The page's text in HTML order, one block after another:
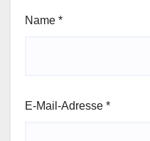
Name *
E-Mail-Adresse *